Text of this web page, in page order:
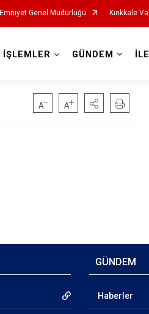
Emniyet Genel Müdürlüğü Kırıkkale
İŞLEMLER GÜNDEM
GÜNDEM
Haberler